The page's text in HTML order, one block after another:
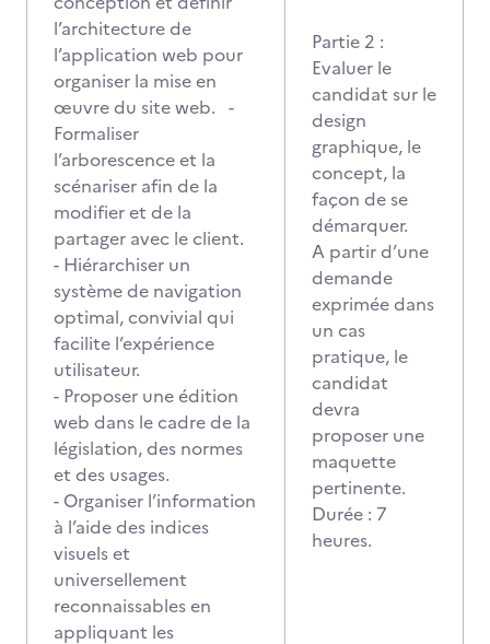
l’architecture de
l’application web pour
organiser la mise en
œuvre du site web. -
Formaliser
l’arborescence et la
scénariser afin de la
modifier et de la
partager avec le client.
- Hiérarchiser un
système de navigation
optimal, convivial qui
facilite l’expérience
utilisateur.
- Proposer une édition
web dans le cadre de la
législation, des normes
et des usages.
- Organiser l’information
à l’aide des indices
visuels et
universellement
reconnaissables en
appliquant les
Partie 2 :
Evaluer le
candidat sur le
design
graphique, le
concept, la
façon de se
démarquer.
A partir d’une
demande
exprimée dans
un cas
pratique, le
candidat
devra
proposer une
maquette
pertinente.
Durée : 7
heures.